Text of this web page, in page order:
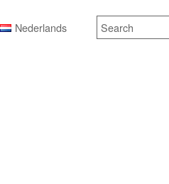
Nederlands